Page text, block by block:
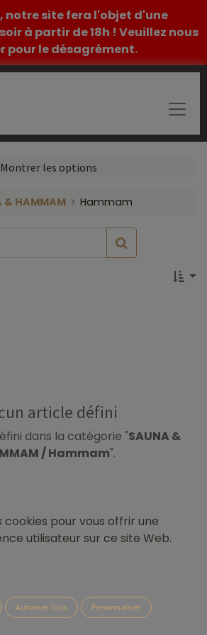
site fera l'objet d'une
à partir de 18h ! Veuillez nous
pour le désagrément.
Montrer les options
& HAMMAM Hammam
article défini
dans la catégorie "SAUNA &
/ Hammam".
cookies pour vous offrir une
utilisateur sur ce site Web.
Autoriser Tous Personnaliser